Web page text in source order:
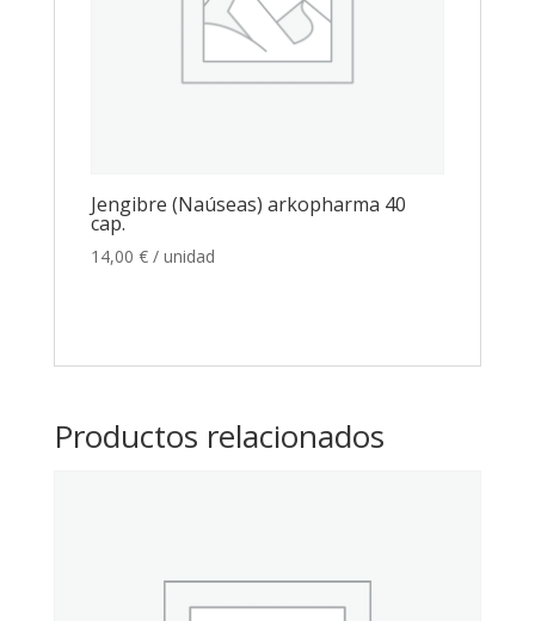
Jengibre (Naúseas) arkopharma 40
cap.
14,00 € / unidad
Productos relacionados